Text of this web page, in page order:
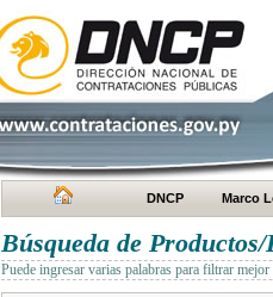
DNCP Marco
Búsqueda de
Puede ingresar varias palabras para filtrar